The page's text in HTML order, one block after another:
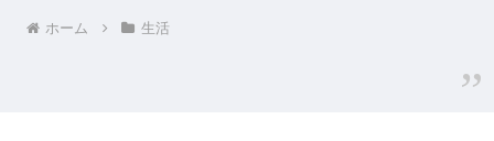
ホーム 生活